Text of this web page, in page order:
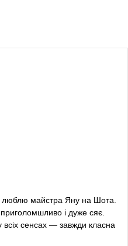
майстра Яну на Шота.
і дуже сяє.
сенсах — завжди класна